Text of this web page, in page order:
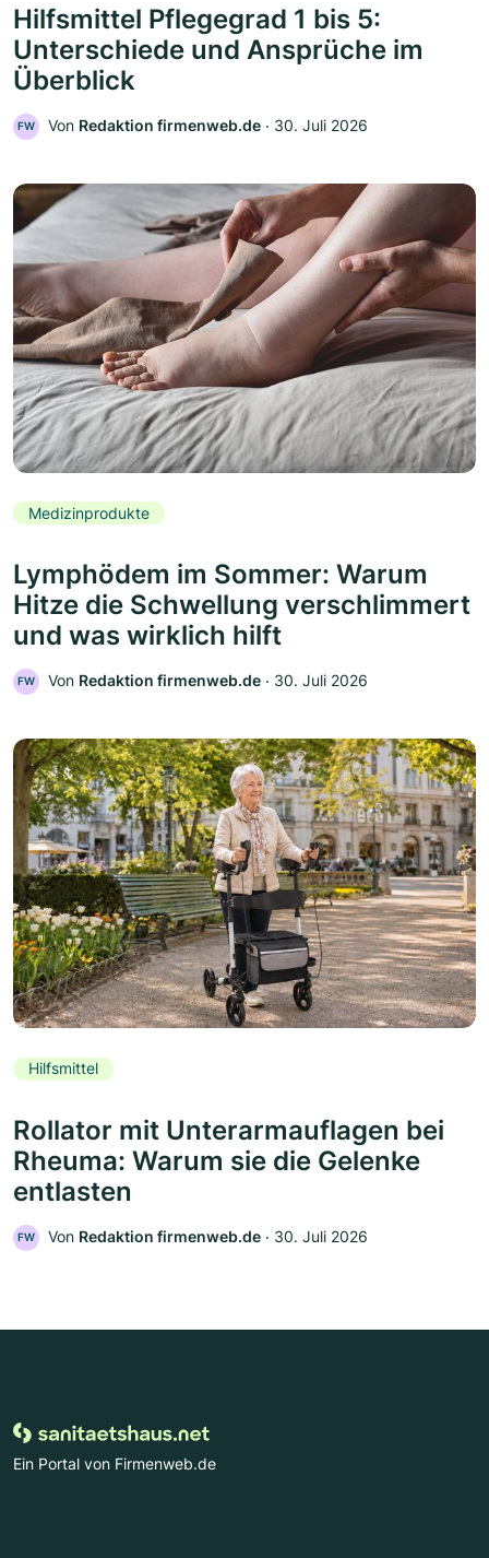
Hilfsmittel Pflegegrad 1 bis 5:
Unterschiede und Ansprüche im
Überblick
FW Von Redaktion firmenweb.de ‧ 30. Juli 2026
Medizinprodukte
Lymphödem im Sommer: Warum
Hitze die Schwellung verschlimmert
und was wirklich hilft
FW Von Redaktion firmenweb.de ‧ 30. Juli 2026
Hilfsmittel
Rollator mit Unterarmauflagen bei
Rheuma: Warum sie die Gelenke
entlasten
FW Von Redaktion firmenweb.de ‧ 30. Juli 2026
Ein Portal von Firmenweb.de